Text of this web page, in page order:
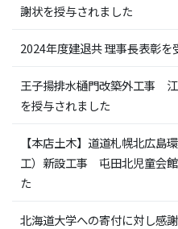
謝状を授与されました
2024年度建退共 理事長表彰を
王子揚排水樋門改築外工事
を授与されました
【本店土木】道道札幌北広島
工）新設工事 屯田北児童会
た
北海道大学への寄付に対し感